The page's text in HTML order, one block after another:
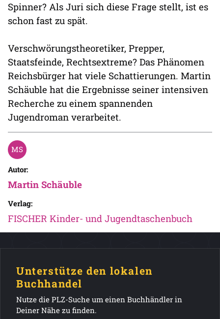
Spinner? Als Juri sich diese Frage stellt, ist es
schon fast zu spät.
Verschwörungstheoretiker, Prepper,
Staatsfeinde, Rechtsextreme? Das Phänomen
Reichsbürger hat viele Schattierungen. Martin
Schäuble hat die Ergebnisse seiner intensiven
Recherche zu einem spannenden
Jugendroman verarbeitet.
Autor:
Martin Schäuble
Verlag:
FISCHER Kinder- und Jugendtaschenbuch
Unterstütze den lokalen
Buchhandel
Nutze die PLZ-Suche um einen Buchhändler in
Deiner Nähe zu finden.